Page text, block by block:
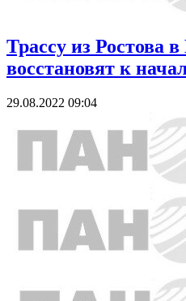
Трассу из Ростова
восстановят к
29.08.2022 09:04